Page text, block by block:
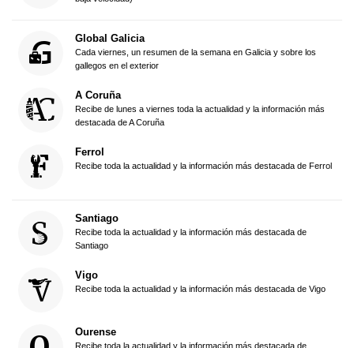
Global Galicia
Cada viernes, un resumen de la semana en Galicia y sobre los
gallegos en el exterior
A Coruña
Recibe de lunes a viernes toda la actualidad y la información más
destacada de A Coruña
Ferrol
Recibe toda la actualidad y la información más destacada de Ferrol
Santiago
Recibe toda la actualidad y la información más destacada de
Santiago
Vigo
Recibe toda la actualidad y la información más destacada de Vigo
Ourense
Recibe toda la actualidad y la información más destacada de